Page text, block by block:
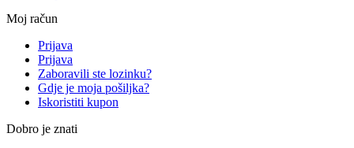
Moj račun
Prijava
Prijava
Zaboravili ste lozinku?
Gdje je moja pošiljka?
Iskoristiti kupon
Dobro je znati